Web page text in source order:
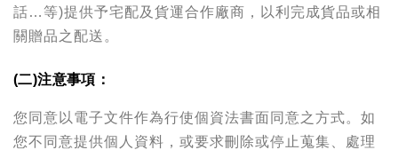
話…等)提供予宅配及貨運合作廠商，以利完成貨品或相
關贈品之配送。
(二)注意事項：
您同意以電子文件作為行使個資法書面同意之方式。如
您不同意提供個人資料，或要求刪除或停止蒐集、處理